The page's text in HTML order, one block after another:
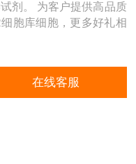
剂。 为客户提供高品质
胞库细胞，更多好礼相
在线客服